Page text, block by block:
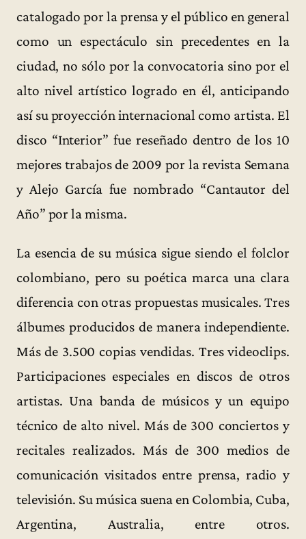
catalogado por la prensa y el público en general
como un espectáculo sin precedentes en la
ciudad, no sólo por la convocatoria sino por el
alto nivel artístico logrado en él, anticipando
así su proyección internacional como artista. El
disco “Interior” fue reseñado dentro de los 10
mejores trabajos de 2009 por la revista Semana
y Alejo García fue nombrado “Cantautor del
Año” por la misma.
La esencia de su música sigue siendo el folclor
colombiano, pero su poética marca una clara
diferencia con otras propuestas musicales. Tres
álbumes producidos de manera independiente.
Más de 3.500 copias vendidas. Tres videoclips.
Participaciones especiales en discos de otros
artistas. Una banda de músicos y un equipo
técnico de alto nivel. Más de 300 conciertos y
recitales realizados. Más de 300 medios de
comunicación visitados entre prensa, radio y
televisión. Su música suena en Colombia, Cuba,
Argentina, Australia, entre otros.